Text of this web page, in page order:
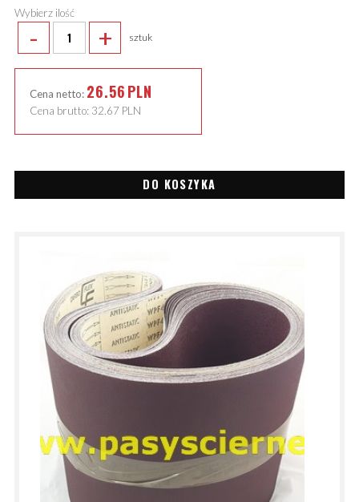
Wybierz ilość
- + sztuk
Cena netto: 26.56PLN
Cena brutto: 32.67 PLN
DO KOSZYKA